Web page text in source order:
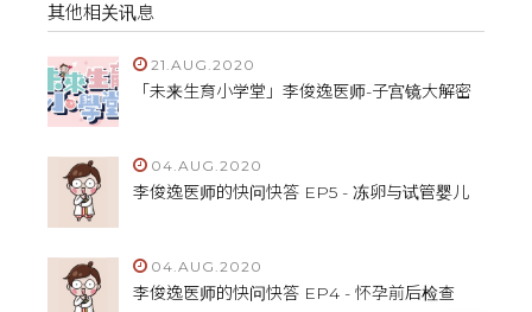
其他相关讯息
21.AUG.2020
「未来生育小学堂」李俊逸医师-子宫镜大解密
04.AUG.2020
李俊逸医师的快问快答 EP5 - 冻卵与试管婴儿
04.AUG.2020
李俊逸医师的快问快答 EP4 - 怀孕前后检查